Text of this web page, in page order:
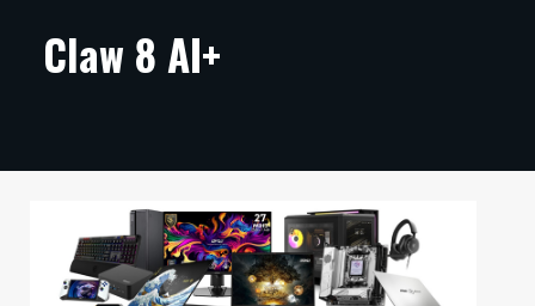
ARTIKKELIT
TECHBBS
HINTA.FI
Claw 8 AI+